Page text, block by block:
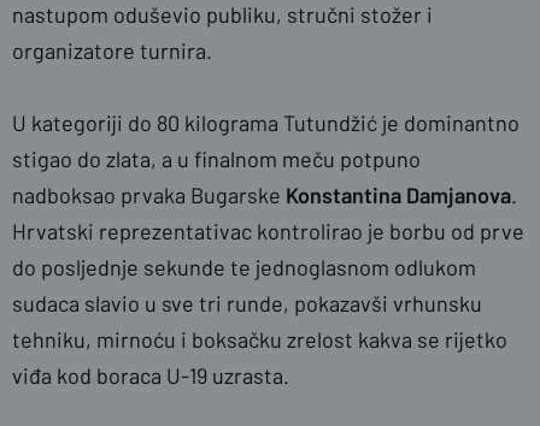
nastupom oduševio publiku, stručni stožer i
organizatore turnira.
U kategoriji do 80 kilograma Tutundžić je dominantno
stigao do zlata, a u finalnom meču potpuno
nadboksao prvaka Bugarske Konstantina Damjanova.
Hrvatski reprezentativac kontrolirao je borbu od prve
do posljednje sekunde te jednoglasnom odlukom
sudaca slavio u sve tri runde, pokazavši vrhunsku
tehniku, mirnoću i boksačku zrelost kakva se rijetko
viđa kod boraca U-19 uzrasta.